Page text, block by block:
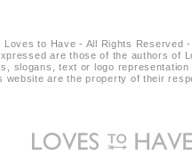
Loves to Have - All Rights Reserved -
are those of the authors of
slogans, text or logo
website are the property of their